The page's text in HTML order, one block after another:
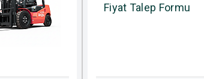
Fiyat Talep Formu